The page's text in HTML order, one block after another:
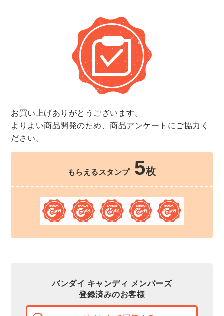
お買い上げありがとうございます。
よりよい商品開発のため、商品アンケートにご協力く
ださい。
もらえるスタンプ 5枚
バンダイ キャンディ メンバーズ
登録済みのお客様